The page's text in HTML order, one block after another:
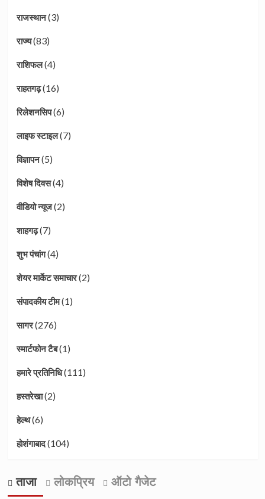
राजस्थान(3)
राज्य(83)
राशिफल(4)
राहतगढ़(16)
रिलेशनसिप(6)
लाइफ स्टाइल(7)
विज्ञापन(5)
विशेष दिवस(4)
वीडियो न्यूज(2)
शाहगढ़(7)
शुभ पंचांग(4)
शेयर मार्केट समाचार(2)
संपादकीय टीम(1)
सागर(276)
स्मार्टफोन टैब(1)
हमारे प्रतिनिधि(111)
हस्तरेखा(2)
हेल्थ(6)
होशंगाबाद(104)
ताजा लोकप्रिय ऑटो गैजेट